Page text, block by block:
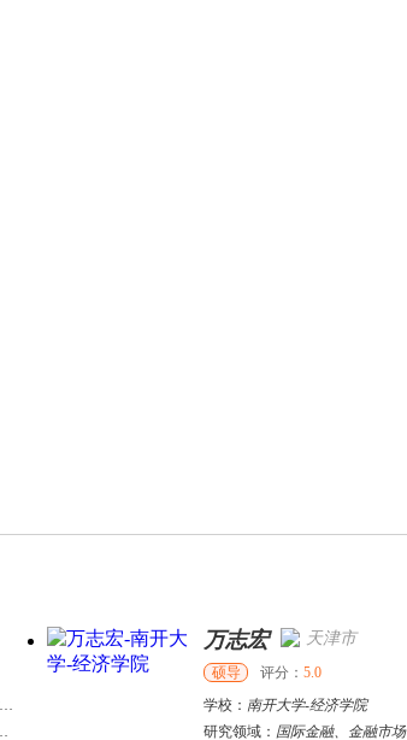
万志宏 天津市
硕导 评分： 5.0
学校： 南开大学-经济学院
研究领域： 国际金融、金融市场